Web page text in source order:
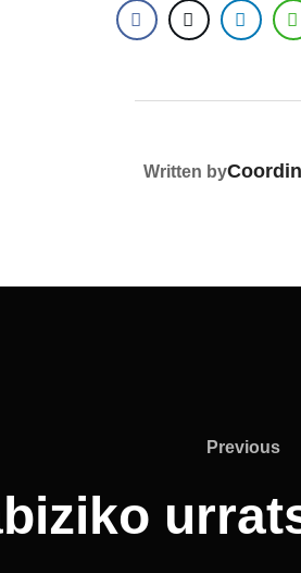
POST
Written by
Previous
Previous